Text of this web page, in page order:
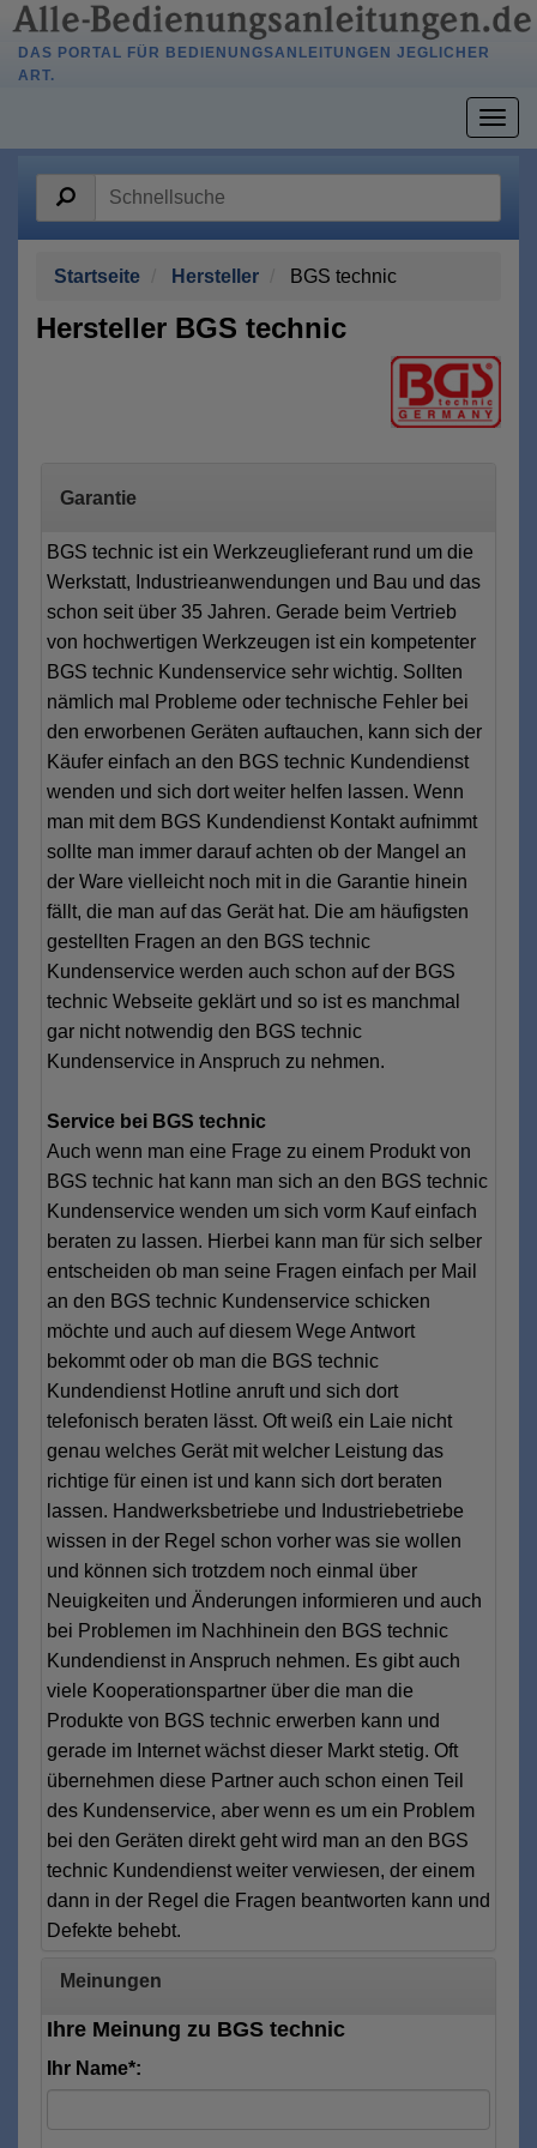
DAS PORTAL FÜR BEDIENUNGSANLEITUNGEN JEGLICHER
ART.
Startseite Hersteller BGS technic
Hersteller BGS technic
Garantie
BGS technic ist ein Werkzeuglieferant rund um die
Werkstatt, Industrieanwendungen und Bau und das
schon seit über 35 Jahren. Gerade beim Vertrieb
von hochwertigen Werkzeugen ist ein kompetenter
BGS technic Kundenservice sehr wichtig. Sollten
nämlich mal Probleme oder technische Fehler bei
den erworbenen Geräten auftauchen, kann sich der
Käufer einfach an den BGS technic Kundendienst
wenden und sich dort weiter helfen lassen. Wenn
man mit dem BGS Kundendienst Kontakt aufnimmt
sollte man immer darauf achten ob der Mangel an
der Ware vielleicht noch mit in die Garantie hinein
fällt, die man auf das Gerät hat. Die am häufigsten
gestellten Fragen an den BGS technic
Kundenservice werden auch schon auf der BGS
technic Webseite geklärt und so ist es manchmal
gar nicht notwendig den BGS technic
Kundenservice in Anspruch zu nehmen.
Service bei BGS technic
Auch wenn man eine Frage zu einem Produkt von
BGS technic hat kann man sich an den BGS technic
Kundenservice wenden um sich vorm Kauf einfach
beraten zu lassen. Hierbei kann man für sich selber
entscheiden ob man seine Fragen einfach per Mail
an den BGS technic Kundenservice schicken
möchte und auch auf diesem Wege Antwort
bekommt oder ob man die BGS technic
Kundendienst Hotline anruft und sich dort
telefonisch beraten lässt. Oft weiß ein Laie nicht
genau welches Gerät mit welcher Leistung das
richtige für einen ist und kann sich dort beraten
lassen. Handwerksbetriebe und Industriebetriebe
wissen in der Regel schon vorher was sie wollen
und können sich trotzdem noch einmal über
Neuigkeiten und Änderungen informieren und auch
bei Problemen im Nachhinein den BGS technic
Kundendienst in Anspruch nehmen. Es gibt auch
viele Kooperationspartner über die man die
Produkte von BGS technic erwerben kann und
gerade im Internet wächst dieser Markt stetig. Oft
übernehmen diese Partner auch schon einen Teil
des Kundenservice, aber wenn es um ein Problem
bei den Geräten direkt geht wird man an den BGS
technic Kundendienst weiter verwiesen, der einem
dann in der Regel die Fragen beantworten kann und
Defekte behebt.
Meinungen
Ihre Meinung zu BGS technic
Ihr Name*: